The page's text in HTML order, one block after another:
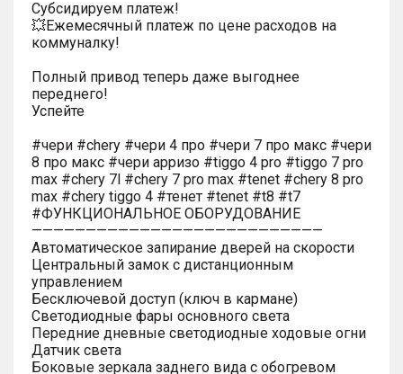
Субсидируем платеж!
💥Ежемесячный платеж по цене расходов на
коммуналку!
Полный привод теперь даже выгоднее
переднего!
Успейте
#чери #chery #чери 4 про #чери 7 про макс #чери
8 про макс #чери арризо #tiggo 4 pro #tiggo 7 pro
max #chery 7l #chery 7 pro max #tenet #chery 8 pro
max #chery tiggo 4 #тенет #tenet #t8 #t7
#ФУНКЦИОНАЛЬНОЕ ОБОРУДОВАНИЕ
———————————————————————————
Автоматическое запирание дверей на скорости
Центральный замок с дистанционным
управлением
Бесключевой доступ (ключ в кармане)
Светодиодные фары основного света
Передние дневные светодиодные ходовые огни
Датчик света
Боковые зеркала заднего вида с обогревом